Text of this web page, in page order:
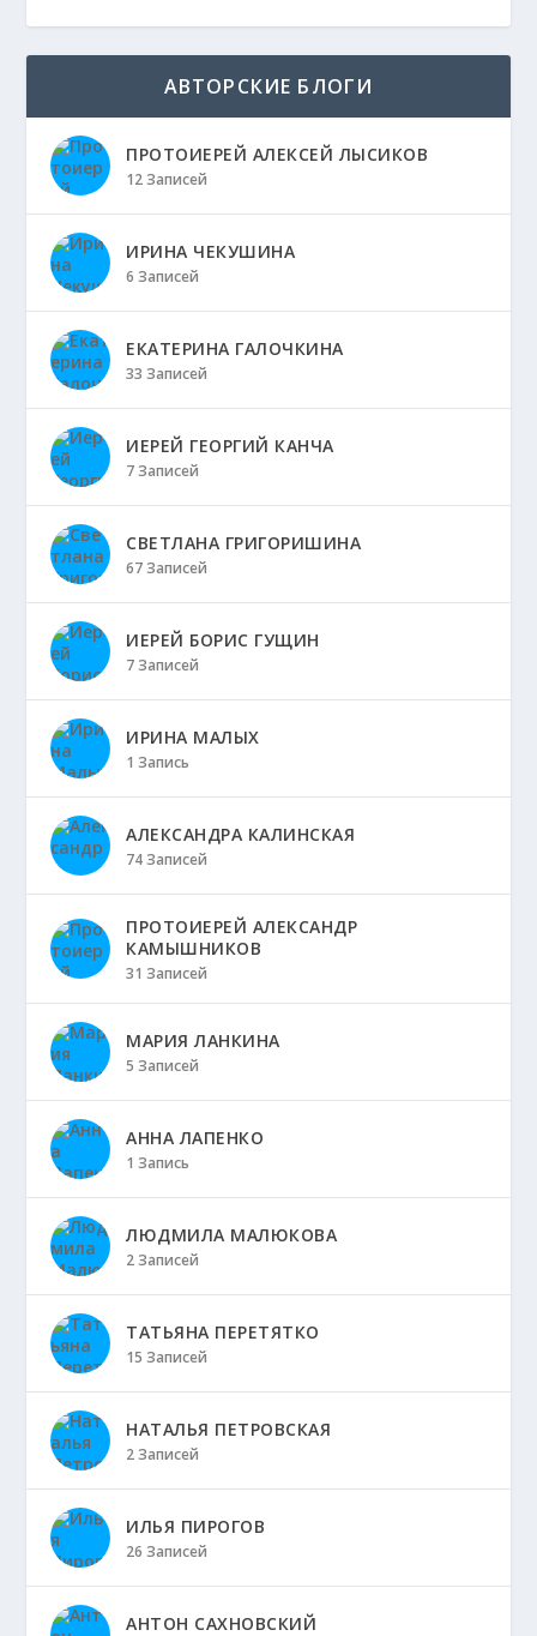
АВТОРСКИЕ БЛОГИ
ПРОТОИЕРЕЙ АЛЕКСЕЙ ЛЫСИКОВ
12 Записей
ИРИНА ЧЕКУШИНА
6 Записей
ЕКАТЕРИНА ГАЛОЧКИНА
33 Записей
ИЕРЕЙ ГЕОРГИЙ КАНЧА
7 Записей
СВЕТЛАНА ГРИГОРИШИНА
67 Записей
ИЕРЕЙ БОРИС ГУЩИН
7 Записей
ИРИНА МАЛЫХ
1 Запись
АЛЕКСАНДРА КАЛИНСКАЯ
74 Записей
ПРОТОИЕРЕЙ АЛЕКСАНДР
КАМЫШНИКОВ
31 Записей
МАРИЯ ЛАНКИНА
5 Записей
АННА ЛАПЕНКО
1 Запись
ЛЮДМИЛА МАЛЮКОВА
2 Записей
ТАТЬЯНА ПЕРЕТЯТКО
15 Записей
НАТАЛЬЯ ПЕТРОВСКАЯ
2 Записей
ИЛЬЯ ПИРОГОВ
26 Записей
АНТОН САХНОВСКИЙ